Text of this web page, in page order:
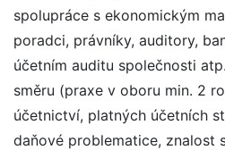
spolupráce s ekonomickým
poradci, právníky, auditory,
účetním auditu společnosti
směru (praxe v oboru min. 2
účetnictví, platných účetních
daňové problematice, znalost